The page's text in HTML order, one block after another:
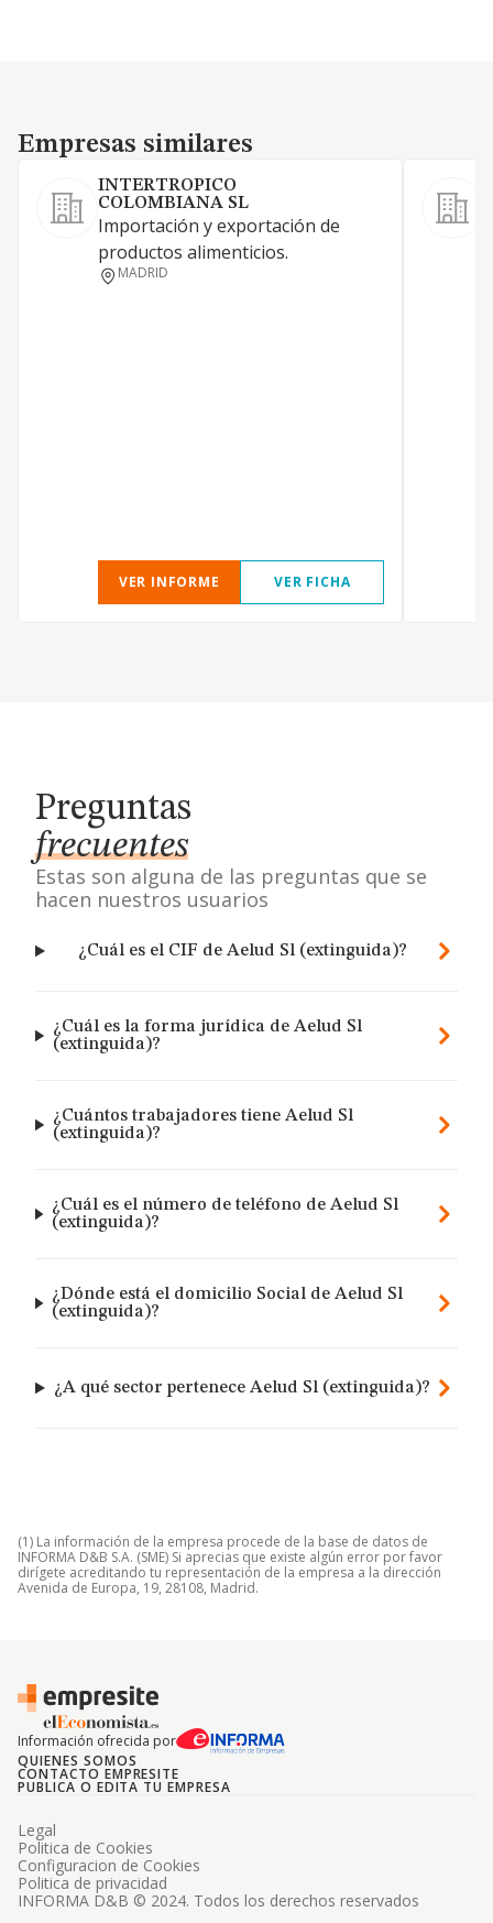
Empresas similares
Empresas similares
INTERTROPICO
COLOMBIANA SL
Importación y exportación de
productos alimenticios.
MADRID
VER INFORME VER FICHA
Preguntas
frecuentes
Estas son alguna de las preguntas que se
hacen nuestros usuarios
¿Cuál es el CIF de Aelud Sl (extinguida)?
¿Cuál es la forma jurídica de Aelud Sl
(extinguida)?
¿Cuántos trabajadores tiene Aelud Sl
(extinguida)?
¿Cuál es el número de teléfono de Aelud Sl
(extinguida)?
¿Dónde está el domicilio Social de Aelud Sl
(extinguida)?
¿A qué sector pertenece Aelud Sl (extinguida)?
(1) La información de la empresa procede de la base de datos de
INFORMA D&B S.A. (SME) Si aprecias que existe algún error por favor
dirígete acreditando tu representación de la empresa a la dirección
Avenida de Europa, 19, 28108, Madrid.
Información ofrecida por
QUIENES SOMOS
CONTACTO EMPRESITE
PUBLICA O EDITA TU EMPRESA
INFORMA D&B © 2024. Todos los derechos reservados
Legal
Politica de Cookies
Configuracion de Cookies
Politica de privacidad